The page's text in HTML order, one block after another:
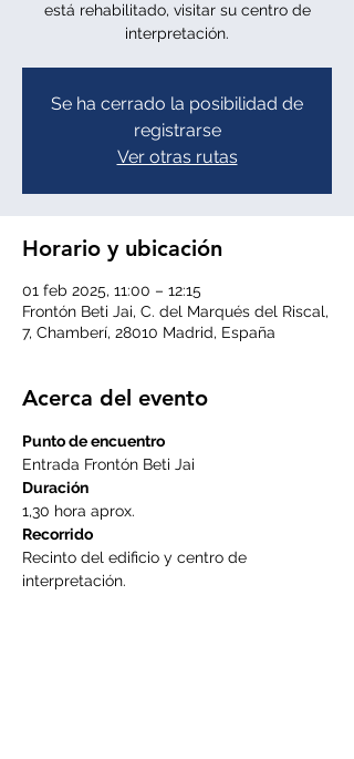
está rehabilitado, visitar su centro de
interpretación.
Se ha cerrado la posibilidad de
registrarse
Ver otras rutas
Horario y ubicación
01 feb 2025, 11:00 – 12:15
Frontón Beti Jai, C. del Marqués del Riscal,
7, Chamberí, 28010 Madrid, España
Acerca del evento
Punto de encuentro
Entrada Frontón Beti Jai
Duración
1,30 hora aprox.
Recorrido
Recinto del edificio y centro de
interpretación.